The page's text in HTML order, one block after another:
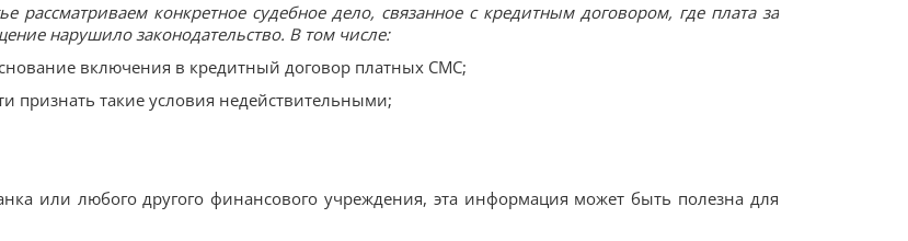
рассматриваем конкретное судебное дело, связанное с кредитным договором, где плата за
нарушило законодательство. В том числе:
включения в кредитный договор платных СМС;
признать такие условия недействительными;
или любого другого финансового учреждения, эта информация может быть полезна для